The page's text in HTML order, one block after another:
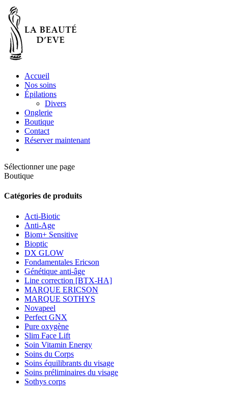
Accueil
Nos soins
Épilations
Divers
Onglerie
Boutique
Contact
Réserver maintenant
Sélectionner une page
Boutique
Catégories de produits
Acti-Biotic
Anti-Age
Biom+ Sensitive
Bioptic
DX GLOW
Fondamentales Ericson
Génétique anti-âge
Line correction [BTX-HA]
MARQUE ERICSON
MARQUE SOTHYS
Novapeel
Perfect GNX
Pure oxygène
Slim Face Lift
Soin Vitamin Energy
Soins du Corps
Soins équilibrants du visage
Soins préliminaires du visage
Sothys corps